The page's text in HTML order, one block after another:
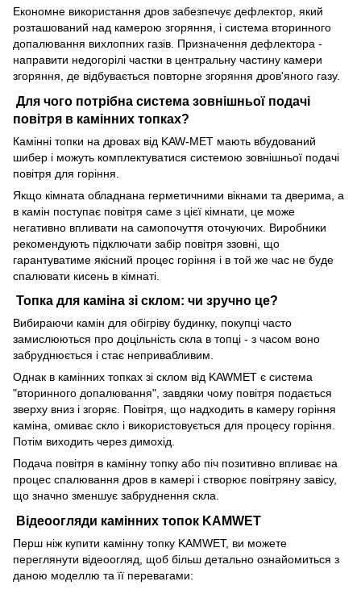
Економне використання дров забезпечує дефлектор, який
розташований над камерою згоряння, і система вторинного
допалювання вихлопних газів. Призначення дефлектора -
направити недогорілі частки в центральну частину камери
згоряння, де відбувається повторне згоряння дров'яного газу.
Для чого потрібна система зовнішньої подачі
повітря в камінних топках?
Камінні топки на дровах від KAW-MET мають вбудований
шибер і можуть комплектуватися системою зовнішньої подачі
повітря для горіння.
Якщо кімната обладнана герметичними вікнами та дверима, а
в камін поступає повітря саме з цієї кімнати, це може
негативно впливати на самопочуття оточуючих. Виробники
рекомендують підключати забір повітря ззовні, що
гарантуватиме якісний процес горіння і в той же час не буде
спалювати кисень в кімнаті.
Топка для каміна зі склом: чи зручно це?
Вибираючи камін для обігріву будинку, покупці часто
замислюються про доцільність скла в топці - з часом воно
забруднюється і стає непривабливим.
Однак в камінних топках зі склом від KAWMET є система
"вторинного допалювання", завдяки чому повітря подається
зверху вниз і згоряє. Повітря, що надходить в камеру горіння
каміна, омиває скло і використовується для процесу горіння.
Потім виходить через димохід.
Подача повітря в камінну топку або піч позитивно впливає на
процес спалювання дров в камері і створює повітряну завісу,
що значно зменшує забруднення скла.
Відеоогляди камінних топок KAMWET
Перш ніж купити камінну топку KAMWET, ви можете
переглянути відеоогляд, щоб більш детально ознайомиться з
даною моделлю та її перевагами: